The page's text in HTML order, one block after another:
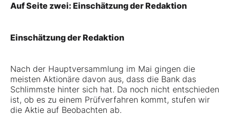
Auf Seite zwei: Einschätzung der Redaktion
Einschätzung der Redaktion
Nach der Hauptversammlung im Mai gingen die
meisten Aktionäre davon aus, dass die Bank das
Schlimmste hinter sich hat. Da noch nicht entschieden
ist, ob es zu einem Prüfverfahren kommt, stufen wir
die Aktie auf Beobachten ab.